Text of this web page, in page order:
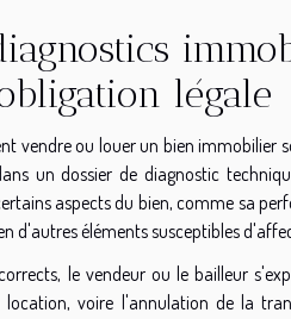
légale
vendre ou louer un bien immobilier
un dossier de diagnostic
aspects du bien, comme sa
éléments susceptibles
le vendeur ou le bailleur
voire l'annulation de la